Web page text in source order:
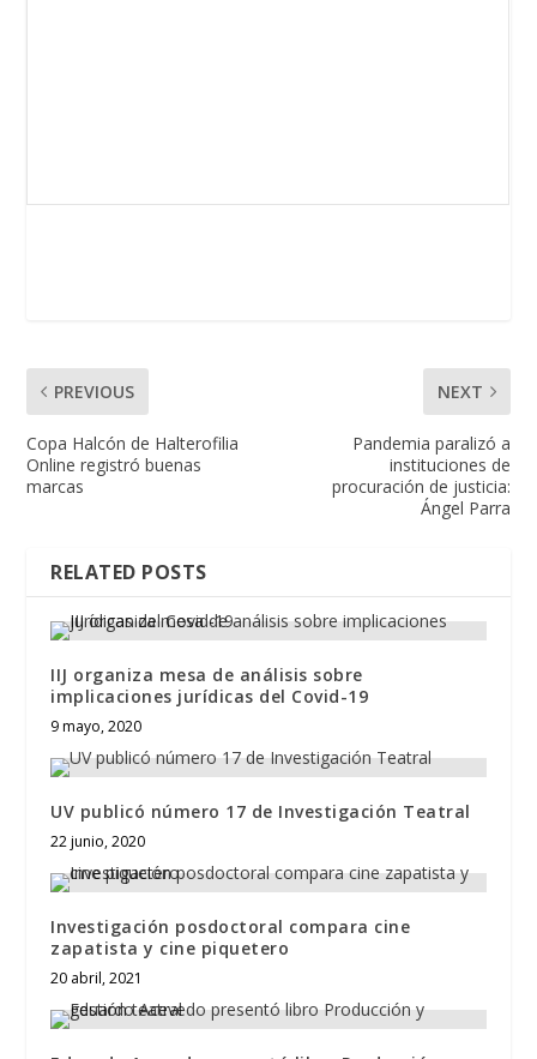
PREVIOUS
Copa Halcón de Halterofilia
Online registró buenas
marcas
NEXT
Pandemia paralizó a
instituciones de
procuración de justicia:
Ángel Parra
RELATED POSTS
IIJ organiza mesa de análisis sobre
implicaciones jurídicas del Covid-19
9 mayo, 2020
UV publicó número 17 de Investigación Teatral
22 junio, 2020
Investigación posdoctoral compara cine
zapatista y cine piquetero
20 abril, 2021